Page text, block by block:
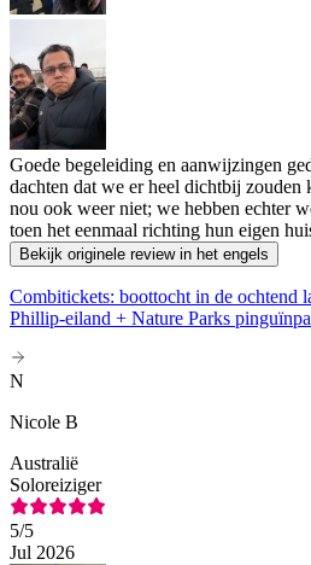
Goede begeleiding en aanwijzingen
dachten dat we er heel dichtbij zouden
nou ook weer niet; we hebben echter
toen het eenmaal richting hun eigen
Bekijk originele review in het engels
Combitickets: boottocht in de ochtend
Phillip-eiland + Nature Parks
N
Nicole B
Australië
Soloreiziger
5/5
Jul 2026